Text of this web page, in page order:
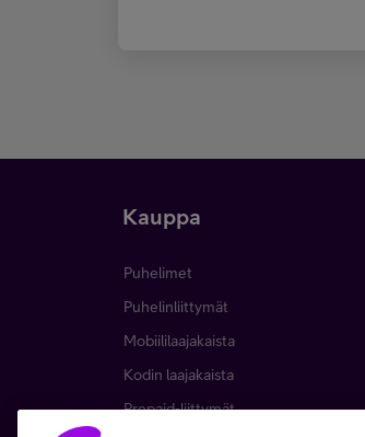
Kauppa
Puhelimet
Puhelinliittymät
Mobiililaajakaista
Kodin laajakaista
Prepaid-liittymät